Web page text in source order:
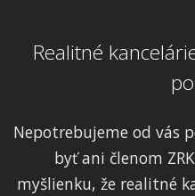
Realitné
Nepotrebujeme od vás
byť ani členom
myšlienku, že realitné